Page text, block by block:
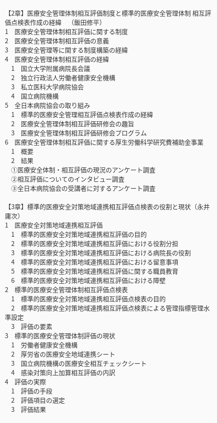
【2章】医療安全管理体制相互評価制度と標準的医療安全管理体制 相互評
価点検表作成の経緯 （飯田修平）
1 医療安全管理体制相互評価に関する制度
2 医療安全管理体制相互評価の意義
3 医療安全管理等に関する制度構築の経緯
4 医療安全管理体制相互評価の経緯
1 国立大学附属病院長会議
2 独立行政法人労働者健康安全機構
3 私立医科大学病院協会
4 国立病院機構
5 全日本病院協会の取り組み
1 標準的医療安全管理相互評価点検表作成の経緯
2 医療安全管理体制相互評価研修会の趣旨
3 医療安全管理体制相互評価研修会プログラム
6 医療安全管理体制相互評価に関する厚生労働科学研究費補助金事業
1 概要
2 結果
①医療安全体制・相互評価の現況のアンケート調査
②相互評価についてのインタビュー調査
③全日本病院協会の受講者に対するアンケート調査
【3章】標準的医療安全対策地域連携相互評価点検表の役割と現状（永井
庸次）
1 医療安全対策地域連携相互評価
1 標準的医療安全対策地域連携相互評価の目的
2 標準的医療安全対策地域連携相互評価における役割分担
3 標準的医療安全対策地域連携相互評価における病院長の役割
4 標準的医療安全対策地域連携相互評価における留意事項
5 標準的医療安全対策地域連携相互評価に関する職員教育
6 標準的医療安全対策地域連携相互評価における障壁
2 標準的医療安全管理体制相互評価点検表
1 標準的医療安全対策地域連携相互評価点検表の目的
2 標準的医療安全対策地域連携相互評価点検表による管理指標管理水
準設定
3 評価の要素
3 標準的医療安全管理体制評価の現状
1 労働者健康安全機構
2 厚労省の医療安全地域連携シート
3 国立病院機構の医療安全相互チェックシート
4 感染対策向上加算相互評価の内訳
4 評価の実際
1 評価の手段
2 評価項目の選定
3 評価結果